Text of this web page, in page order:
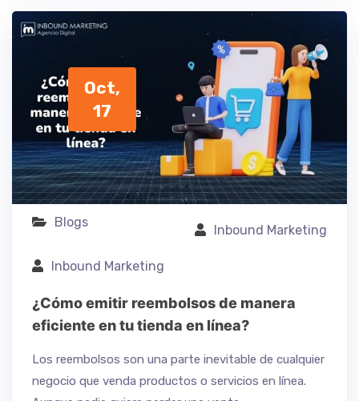
Oct,
17
Blogs
Inbound Marketing
Inbound Marketing
¿Cómo emitir reembolsos de manera
eficiente en tu tienda en línea?
Los reembolsos son una parte inevitable de cualquier
negocio que venda productos o servicios en línea.